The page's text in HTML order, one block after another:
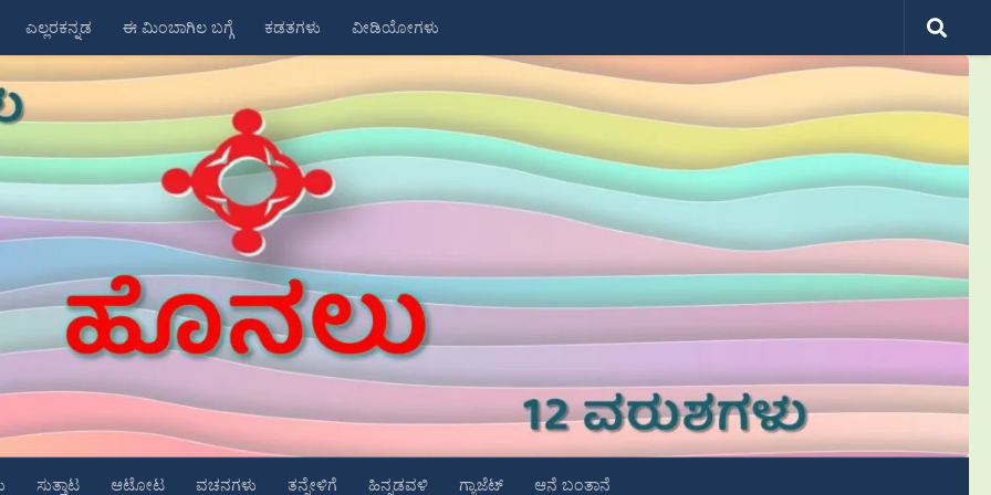
ಎಲ್ಲರಕನ್ನಡ ಈ ಮಿಂಬಾಗಿಲ ಬಗ್ಗೆ ಕಡತಗಳು ವೀಡಿಯೋಗಳು
ಸುತ್ತಾಟ ಆಟೋಟ ವಚನಗಳು ತನ್ನೇಳಿಗೆ ಹಿನ್ನಡವಳಿ ಗ್ಯಾಜೆಟ್ ಆನೆ ಬಂತಾನೆ